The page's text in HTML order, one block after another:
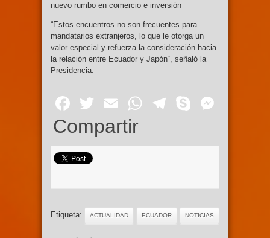
nuevo rumbo en comercio e inversión
“Estos encuentros no son frecuentes para
mandatarios extranjeros, lo que le otorga un
valor especial y refuerza la consideración hacia
la relación entre Ecuador y Japón“, señaló la
Presidencia.
Facebook
Twitter
EmailWhatsApp
Telegram
Skype
Compartir
Etiqueta: ACTUALIDAD ECUADOR NOTICIAS